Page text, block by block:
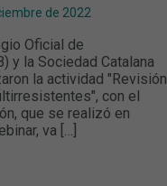
de 2022
Oficial de
y la Sociedad Catalana
la actividad "Revisión
con el
que se realizó en
va […]